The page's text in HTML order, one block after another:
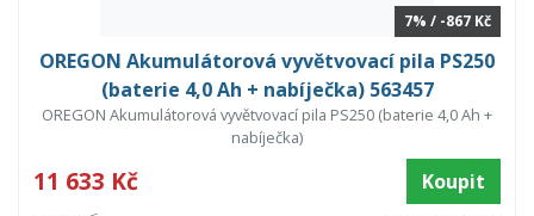
7% / -867 Kč
OREGON Akumulátorová vyvětvovací pila PS250
(baterie 4,0 Ah + nabíječka) 563457
OREGON Akumulátorová vyvětvovací pila PS250 (baterie 4,0 Ah +
nabíječka)
11 633 Kč Koupit